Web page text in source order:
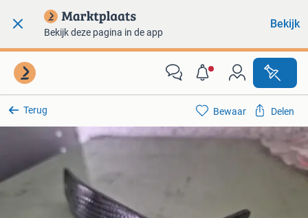
Bekijk deze pagina in de app
Bekijk
Terug Bewaar Delen